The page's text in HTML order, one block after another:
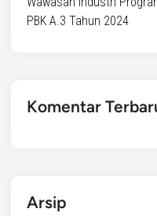
PBK A.3 Tahun 2024
Komentar
Arsip